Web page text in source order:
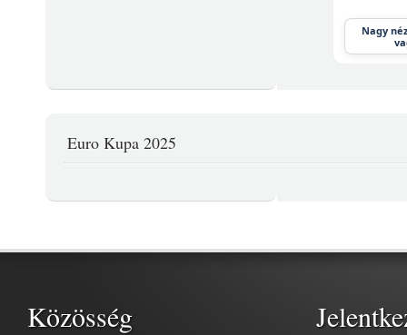
Nagy
Euro Kupa 2025
Közösség